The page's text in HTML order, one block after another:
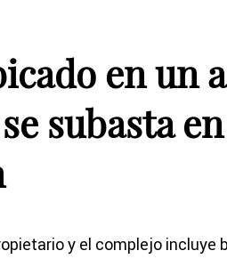
en un
subasta
y el complejo incluye